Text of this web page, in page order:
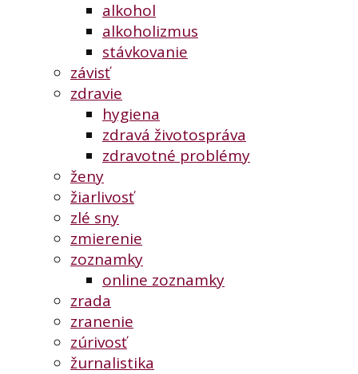
alkohol
alkoholizmus
stávkovanie
závisť
zdravie
hygiena
zdravá životospráva
zdravotné problémy
ženy
žiarlivosť
zlé sny
zmierenie
zoznamky
online zoznamky
zrada
zranenie
zúrivosť
žurnalistika